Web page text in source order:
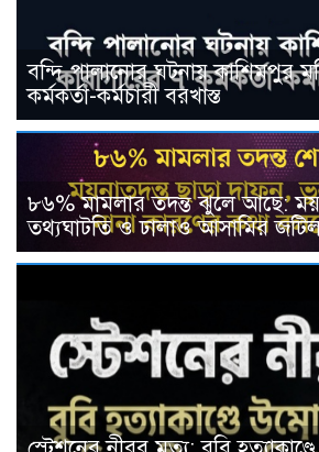
বন্দি পালানোর ঘটনায় কাশিমপুর
কর্মকর্তা-কর্মচারী বরখাস্ত
৮৬% মামলার তদন্ত ঝুলে আছে:
তথ্যঘাটতি ও ঢালাও আসামির